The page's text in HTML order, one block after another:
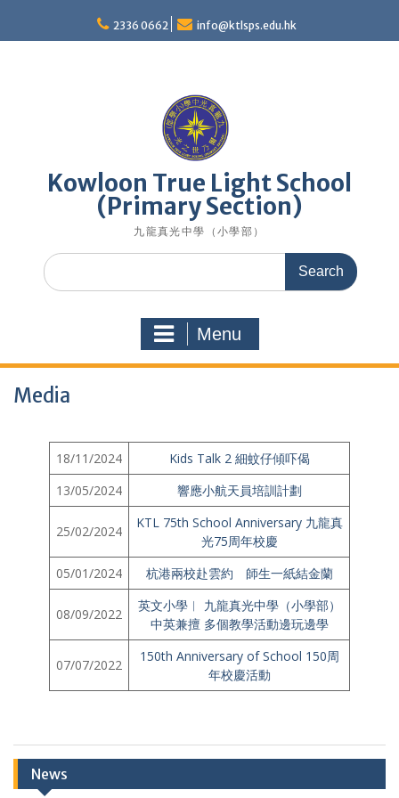
content
2336 0662 info@ktlsps.edu.hk
Kowloon True Light School
(Primary Section)
九龍真光中學（小學部）
Search
for:
Menu
Media
18/11/2024
Kids Talk 2 細蚊仔傾吓偈
13/05/2024
響應小航天員培訓計劃
25/02/2024
KTL 75th School Anniversary 九龍真
光75周年校慶
05/01/2024
杭港兩校赴雲約 師生一紙結金蘭
08/09/2022
英文小學︱ 九龍真光中學（小學部）
中英兼擅 多個教學活動邊玩邊學
07/07/2022
150th Anniversary of School 150周
年校慶活動
News